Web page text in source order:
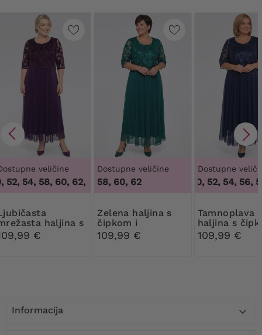
veličine
54, 58, 60, 62, 64 48, 50, 52, 54, 58, 60, 62, 64
haljina s
€
Dostupne veličine
58, 60, 62
Zelena haljina s
čipkom i
šljokicama
109,99 €
Dostupne
48, 50, 52, 54, 56,
Tamnoplava
haljina s
šljokicama
109,99 €
Informacija 